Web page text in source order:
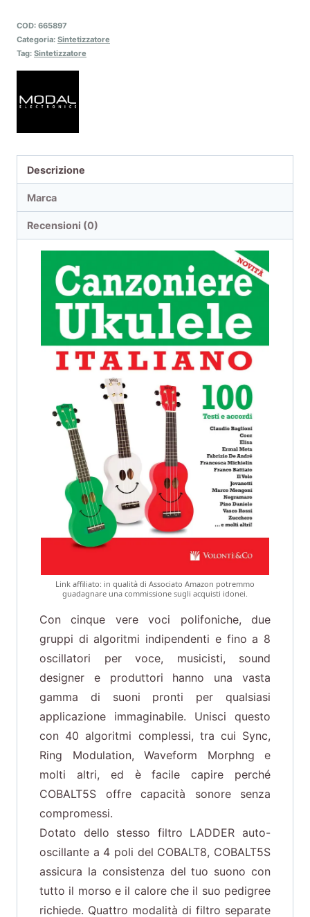
COD: 665897
Categoria: Sintetizzatore
Tag: Sintetizzatore
Descrizione
Marca
Recensioni (0)
Link affiliato: in qualità di Associato Amazon potremmo
guadagnare una commissione sugli acquisti idonei.
Con cinque vere voci polifoniche, due
gruppi di algoritmi indipendenti e fino a 8
oscillatori per voce, musicisti, sound
designer e produttori hanno una vasta
gamma di suoni pronti per qualsiasi
applicazione immaginabile. Unisci questo
con 40 algoritmi complessi, tra cui Sync,
Ring Modulation, Waveform Morphng e
molti altri, ed è facile capire perché
COBALT5S offre capacità sonore senza
compromessi.
Dotato dello stesso filtro LADDER auto-
oscillante a 4 poli del COBALT8, COBALT5S
assicura la consistenza del tuo suono con
tutto il morso e il calore che il suo pedigree
richiede. Quattro modalità di filtro separate